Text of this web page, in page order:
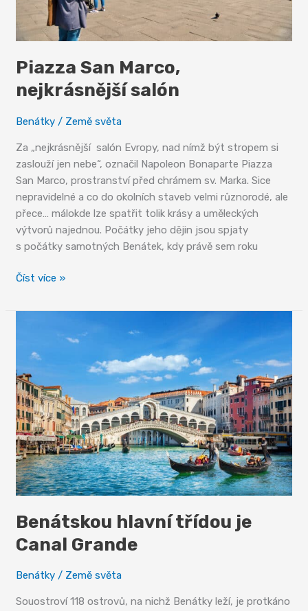
Piazza San Marco,
nejkrásnější salón
Benátky / Země světa
Za „nejkrásnější salón Evropy, nad nímž být stropem si
zaslouží jen nebe“, označil Napoleon Bonaparte Piazza
San Marco, prostranství před chrámem sv. Marka. Sice
nepravidelné a co do okolních staveb velmi různorodé, ale
přece… málokde lze spatřit tolik krásy a uměleckých
výtvorů najednou. Počátky jeho dějin jsou spjaty
s počátky samotných Benátek, kdy právě sem roku
Piazza
Marco,
Číst více »
Benátskou hlavní třídou je
Canal Grande
Benátky / Země světa
Souostroví 118 ostrovů, na nichž Benátky leží, je protkáno